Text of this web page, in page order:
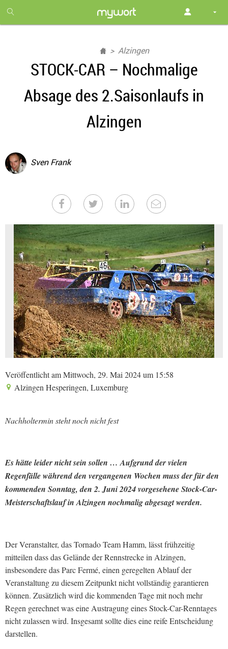
month
free
Alzingen
STOCK-CAR – Nochmalige
Absage des 2.Saisonlaufs in
Alzingen
Sven Frank
Veröffentlicht am Mittwoch, 29. Mai 2024 um 15:58
Alzingen Hesperingen, Luxemburg
Nachholtermin steht noch nicht fest
Es hätte leider nicht sein sollen … Aufgrund der vielen
Regenfälle während den vergangenen Wochen muss der für den
kommenden Sonntag, den 2. Juni 2024 vorgesehene Stock-Car-
Meisterschaftslauf in Alzingen nochmalig abgesagt werden.
Der Veranstalter, das Tornado Team Hamm, lässt frühzeitig
mitteilen dass das Gelände der Rennstrecke in Alzingen,
insbesondere das Parc Fermé, einen geregelten Ablauf der
Veranstaltung zu diesem Zeitpunkt nicht vollständig garantieren
können. Zusätzlich wird die kommenden Tage mit noch mehr
Regen gerechnet was eine Austragung eines Stock-Car-Renntages
nicht zulassen wird. Insgesamt sollte dies eine reife Entscheidung
darstellen.